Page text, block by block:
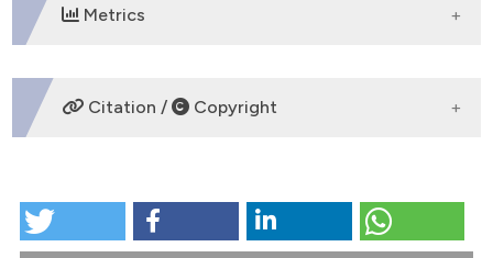
Metrics
DOWNLOADS
Citation / Copyright
L’Health Technology Assessment (HTA) e i suoi aspetti